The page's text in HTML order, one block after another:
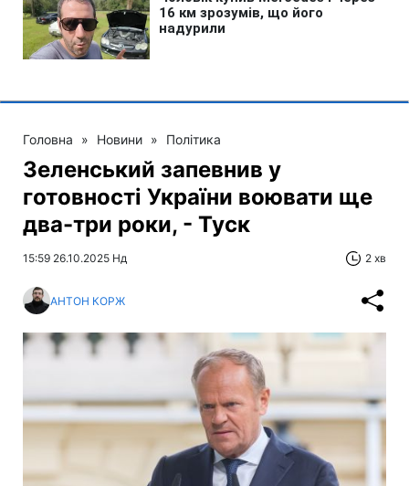
Головна » Новини » Політика
Зеленський запевнив у
готовності України воювати ще
два-три роки, - Туск
15:59 26.10.2025 Нд 2 хв
АНТОН КОРЖ